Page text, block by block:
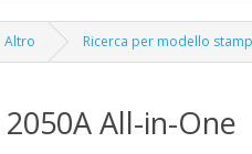
Altro Ricerca per modello
All-in-One